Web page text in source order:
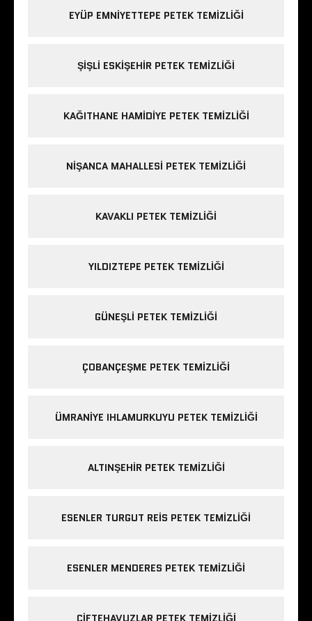
EYÜP EMNIYETTEPE PETEK TEMIZLIĞI
ŞIŞLI ESKIŞEHIR PETEK TEMIZLIĞI
KAĞITHANE HAMIDIYE PETEK TEMIZLIĞI
NIŞANCA MAHALLESI PETEK TEMIZLIĞI
KAVAKLI PETEK TEMIZLIĞI
YILDIZTEPE PETEK TEMIZLIĞI
GÜNEŞLI PETEK TEMIZLIĞI
ÇOBANÇEŞME PETEK TEMIZLIĞI
ÜMRANIYE IHLAMURKUYU PETEK TEMIZLIĞI
ALTINŞEHIR PETEK TEMIZLIĞI
ESENLER TURGUT REIS PETEK TEMIZLIĞI
ESENLER MENDERES PETEK TEMIZLIĞI
ÇIFTEHAVUZLAR PETEK TEMIZLIĞI